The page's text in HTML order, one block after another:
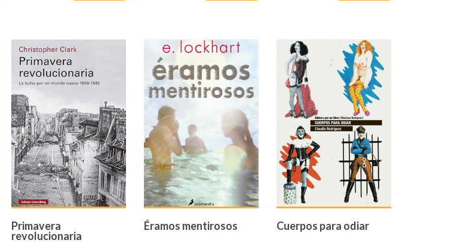
primavera-
revolucionaria.jpg
Primavera
revolucionaria
eramos-
mentirosos.jpg
Éramos mentirosos
cuerpos-
para-
odiar.jpg
Cuerpos para odiar